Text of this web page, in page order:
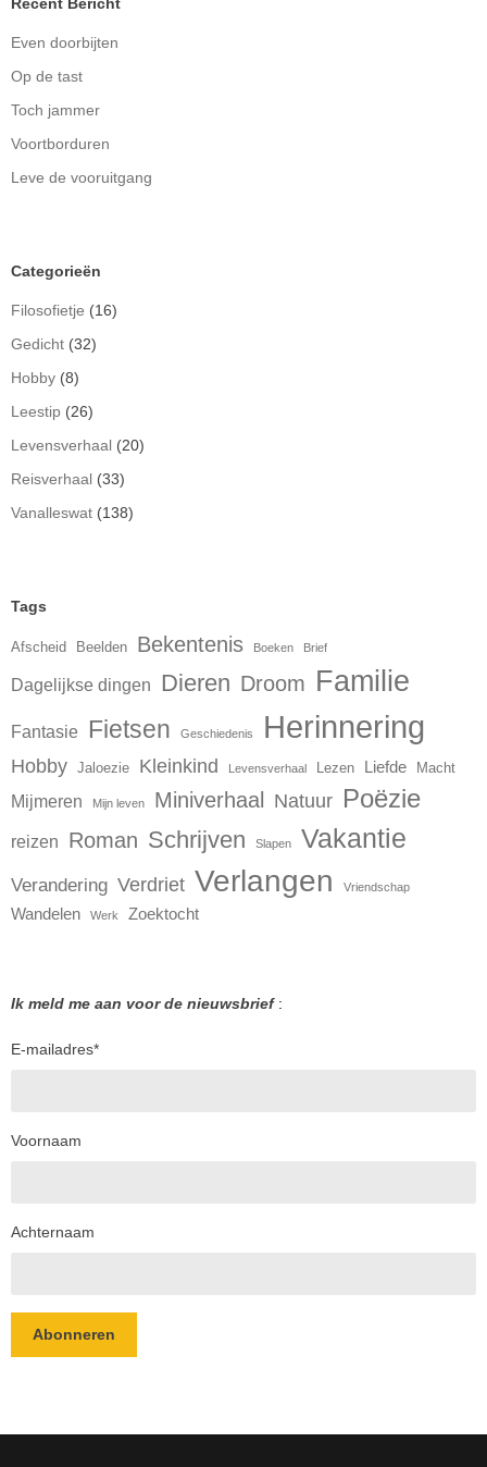
Even doorbijten
Op de tast
Toch jammer
Voortborduren
Leve de vooruitgang
Categorieën
Filosofietje (16)
Gedicht (32)
Hobby (8)
Leestip (26)
Levensverhaal (20)
Reisverhaal (33)
Vanalleswat (138)
Tags
Afscheid Beelden Bekentenis Boeken Brief
Dagelijkse dingen Dieren Droom Familie
Fantasie Fietsen Geschiedenis Herinnering
Hobby Jaloezie Kleinkind Levensverhaal Lezen Liefde Macht
Mijmeren Mijn leven Miniverhaal Natuur Poëzie
reizen Roman Schrijven Slapen Vakantie
Verandering Verdriet Verlangen Vriendschap
Wandelen Werk Zoektocht
Ik meld me aan voor de nieuwsbrief:
E-mailadres*
Voornaam
Achternaam
Abonneren